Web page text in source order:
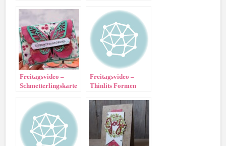
Freitagsvideo –
Schmetterlingskarte
Freitagsvideo –
Thinlits Formen